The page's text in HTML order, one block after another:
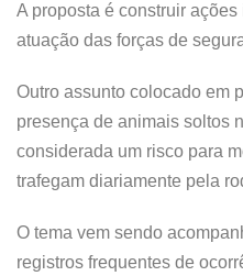
A proposta é construir
atuação das forças de
Outro assunto colocado em
presença de animais soltos
considerada um risco para
trafegam diariamente pela
O tema vem sendo
registros frequentes de